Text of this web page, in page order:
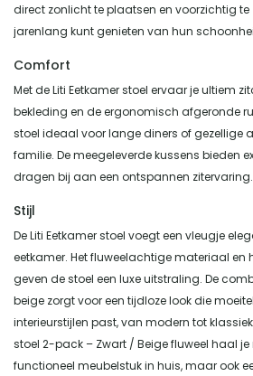
direct zonlicht te plaatsen en voorzichtig
jarenlang kunt genieten van hun
Comfort
Met de Liti Eetkamer stoel ervaar je ultiem
bekleding en de ergonomisch afgeronde
stoel ideaal voor lange diners of gezellige
familie. De meegeleverde kussens bieden
dragen bij aan een ontspannen zitervaring.
Stijl
De Liti Eetkamer stoel voegt een vleugje
eetkamer. Het fluweelachtige materiaal en
geven de stoel een luxe uitstraling. De
beige zorgt voor een tijdloze look die
interieurstijlen past, van modern tot
stoel 2-pack – Zwart / Beige fluweel haal je
functioneel meubelstuk in huis, maar ook